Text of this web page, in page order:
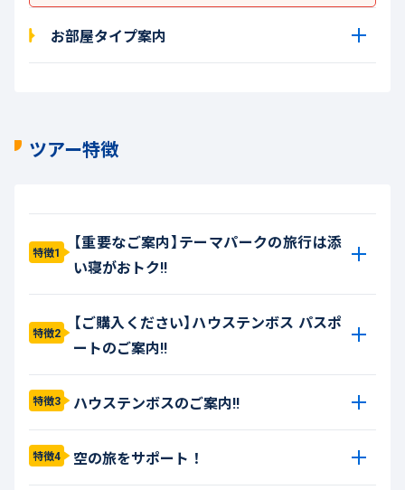
お部屋タイプ案内
ツアー特徴
特徴1
【重要なご案内】テーマパークの旅行は添
い寝がおトク!!
特徴2
【ご購入ください】ハウステンボス パスポ
ートのご案内!!
特徴3 ハウステンボスのご案内!!
特徴4 空の旅をサポート！